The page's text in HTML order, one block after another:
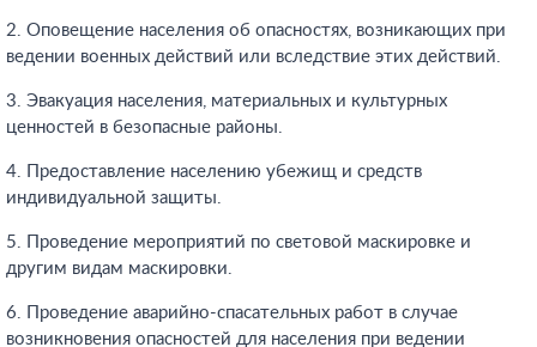
2. Оповещение населения об опасностях, возникающих при
ведении военных действий или вследствие этих действий.
3. Эвакуация населения, материальных и культурных
ценностей в безопасные районы.
4. Предоставление населению убежищ и средств
индивидуальной защиты.
5. Проведение мероприятий по световой маскировке и
другим видам маскировки.
6. Проведение аварийно-спасательных работ в случае
возникновения опасностей для населения при ведении